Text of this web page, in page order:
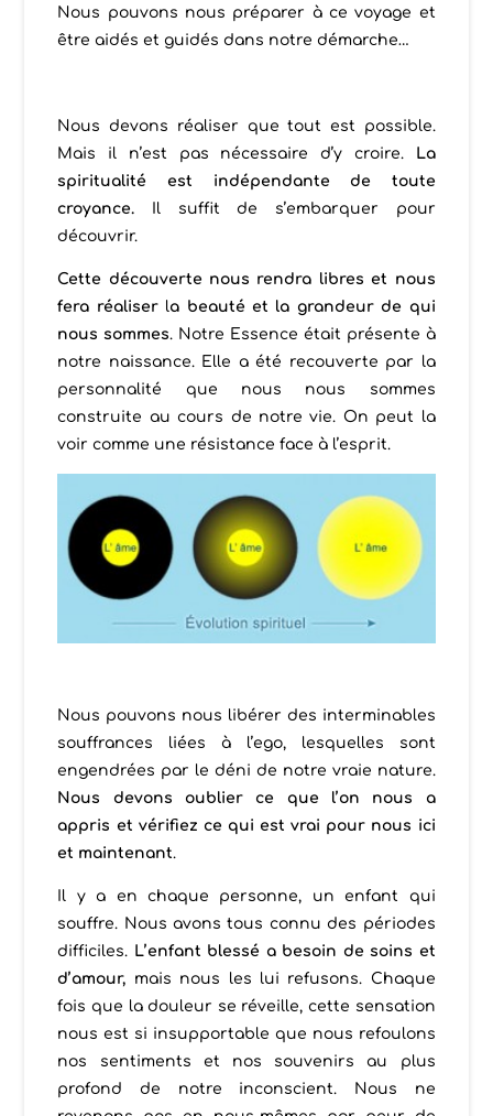
Nous pouvons nous préparer à ce voyage et
être aidés et guidés dans notre démarche…
Nous devons réaliser que tout est possible.
Mais il n’est pas nécessaire d’y croire.
La
spiritualité est indépendante de toute
croyance. Il suffit de s’embarquer pour
découvrir.
Cette découverte nous rendra libres et nous
fera réaliserla beauté et la grandeur de qui
nous sommes. Notre Essence était présente à
notre naissance. Elle a été recouverte par la
personnalité que nous nous sommes
construite au cours de notre vie. On peut la
voir comme une résistance face à l’esprit.
Nous pouvons nous libérer des interminables
souffrances liées à l’ego, lesquelles sont
engendrées par le déni de notre vraie nature.
Nous devons oublier ce que l’on nous a
appris et vérifiez ce qui est vrai pour nous ici
et maintenant.
Il y a en chaque personne, un enfant qui
souffre. Nous avons tous connu des périodes
difficiles. L’enfant blessé a besoin de soins et
d’amour, mais nous les lui refusons. Chaque
fois que la douleur se réveille, cette sensation
nous est si insupportable que nous refoulons
nos sentiments et nos souvenirs au plus
profond de notre inconscient. Nous ne